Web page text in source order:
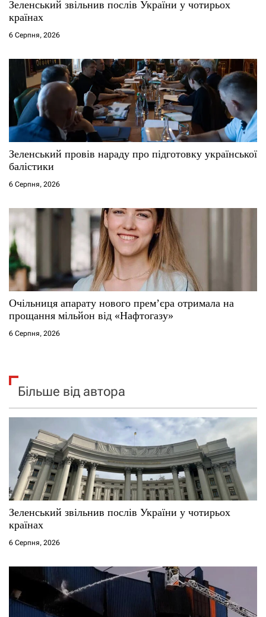
с
Зеленський звільнив послів України у чотирьох
країнах
6 Серпня, 2026
Зеленський провів нараду про підготовку української
балістики
6 Серпня, 2026
Очільниця апарату нового прем’єра отримала на
прощання мільйон від «Нафтогазу»
6 Серпня, 2026
Більше від автора
Зеленський звільнив послів України у чотирьох
країнах
6 Серпня, 2026